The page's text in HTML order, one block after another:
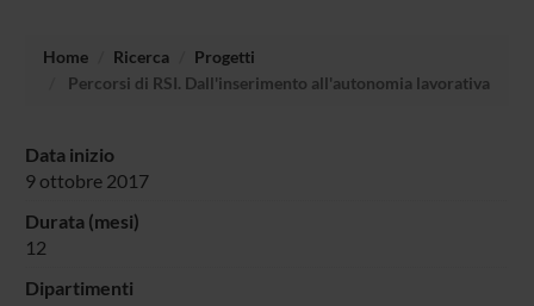
Home Ricerca
Progetti
Percorsi di RSI. Dall'inserimento all'autonomia lavorativa
Data inizio
9 ottobre 2017
Durata (mesi)
12
Dipartimenti